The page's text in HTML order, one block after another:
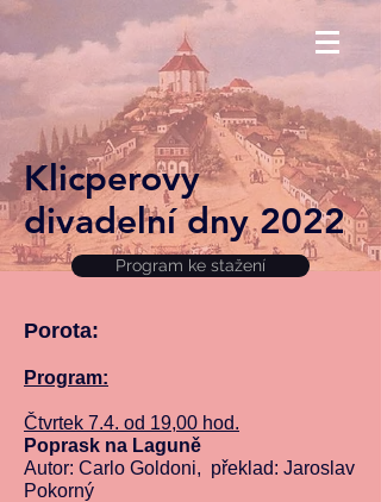
Klicperovy
divadelní dny 2022
Program ke stažení
Porota:
Program:
Čtvrtek 7.4. od 19,00 hod.
Poprask na Laguně
Autor: Carlo Goldoni, překlad: Jaroslav
Pokorný